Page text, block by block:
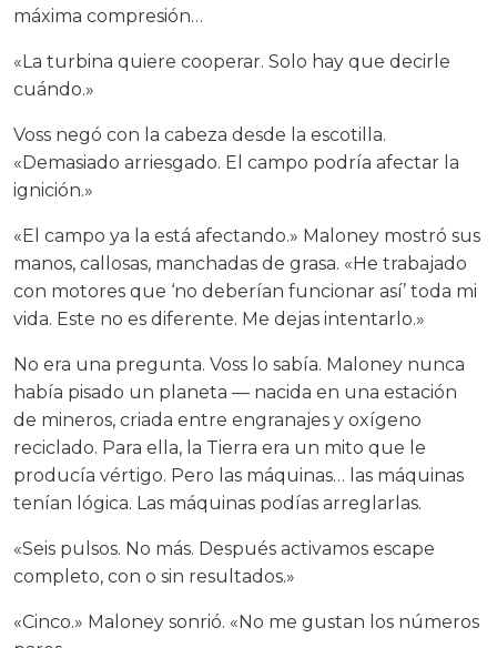
máxima compresión…
«La turbina quiere cooperar. Solo hay que decirle
cuándo.»
Voss negó con la cabeza desde la escotilla.
«Demasiado arriesgado. El campo podría afectar la
ignición.»
«El campo ya la está afectando.» Maloney mostró sus
manos, callosas, manchadas de grasa. «He trabajado
con motores que ‘no deberían funcionar así’ toda mi
vida. Este no es diferente. Me dejas intentarlo.»
No era una pregunta. Voss lo sabía. Maloney nunca
había pisado un planeta — nacida en una estación
de mineros, criada entre engranajes y oxígeno
reciclado. Para ella, la Tierra era un mito que le
producía vértigo. Pero las máquinas… las máquinas
tenían lógica. Las máquinas podías arreglarlas.
«Seis pulsos. No más. Después activamos escape
completo, con o sin resultados.»
«Cinco.» Maloney sonrió. «No me gustan los números